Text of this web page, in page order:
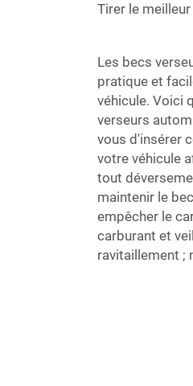
Tirer le
Les becs
pratique et
véhicule. Voici
verseurs
vous d'insérer
votre véhicule
tout
maintenir le
empêcher le
carburant et
ravitaillement ;